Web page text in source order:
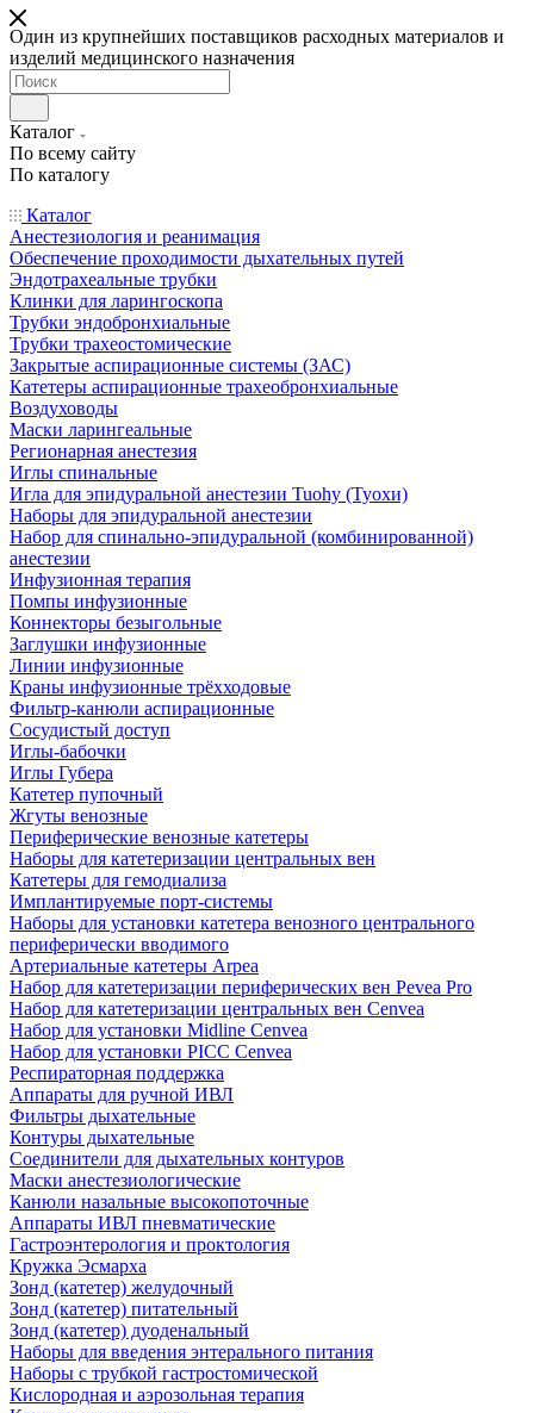
Один из крупнейших поставщиков расходных материалов и
изделий медицинского назначения
Каталог
По всему сайту
По каталогу
Каталог
Анестезиология и реанимация
Обеспечение проходимости дыхательных путей
Эндотрахеальные трубки
Клинки для ларингоскопа
Трубки эндобронхиальные
Трубки трахеостомические
Закрытые аспирационные системы (ЗАС)
Катетеры аспирационные трахеобронхиальные
Воздуховоды
Маски ларингеальные
Регионарная анестезия
Иглы спинальные
Игла для эпидуральной анестезии Tuohy (Туохи)
Наборы для эпидуральной анестезии
Набор для спинально-эпидуральной (комбинированной)
анестезии
Инфузионная терапия
Помпы инфузионные
Коннекторы безыгольные
Заглушки инфузионные
Линии инфузионные
Краны инфузионные трёхходовые
Фильтр-канюли аспирационные
Сосудистый доступ
Иглы-бабочки
Иглы Губера
Катетер пупочный
Жгуты венозные
Периферические венозные катетеры
Наборы для катетеризации центральных вен
Катетеры для гемодиализа
Имплантируемые порт‑системы
Наборы для установки катетера венозного центрального
периферически вводимого
Артериальные катетеры Arpea
Набор для катетеризации периферических вен Pevea Pro
Набор для катетеризации центральных вен Cenvea
Набор для установки Midline Cenvea
Набор для установки PICC Cenvea
Респираторная поддержка
Аппараты для ручной ИВЛ
Фильтры дыхательные
Контуры дыхательные
Соединители для дыхательных контуров
Маски анестезиологические
Канюли назальные высокопоточные
Аппараты ИВЛ пневматические
Гастроэнтерология и проктология
Кружка Эсмарха
Зонд (катетер) желудочный
Зонд (катетер) питательный
Зонд (катетер) дуоденальный
Наборы для введения энтерального питания
Наборы с трубкой гастростомической
Кислородная и аэрозольная терапия